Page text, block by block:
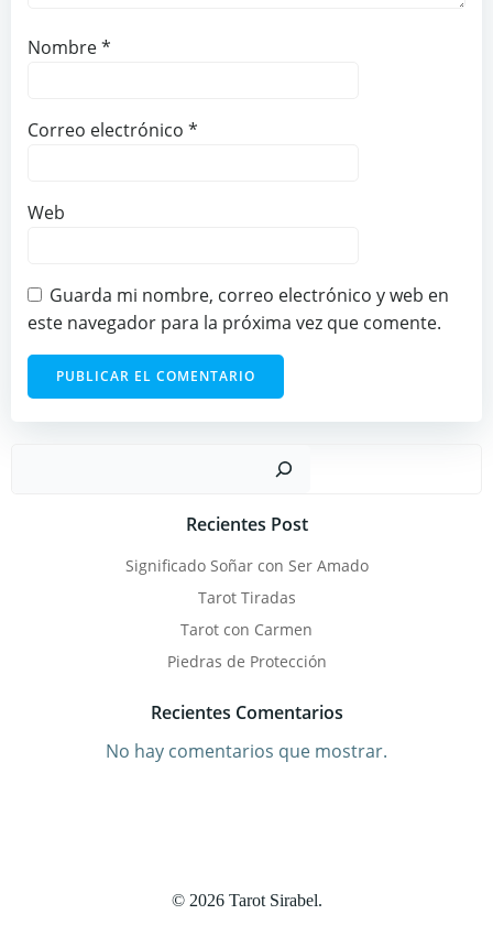
Nombre*
Correo electrónico *
Web
Guarda mi nombre, correo electrónico y web en
este navegador para la próxima vez que comente.
Recientes Post
Significado Soñar con Ser Amado
Tarot Tiradas
Tarot con Carmen
Piedras de Protección
Recientes Comentarios
No hay comentarios que mostrar.
© 2026 Tarot Sirabel.